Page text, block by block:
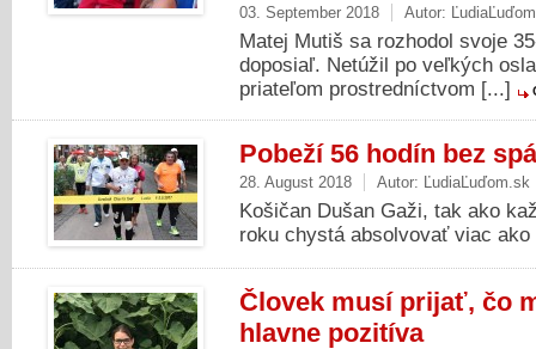
03. September 2018 Autor:
Matej Mutiš sa rozhodol svoje
doposiaľ. Netúžil po veľkých
priateľom prostredníctvom [...]
Pobeží 56 hodín bez
28. August 2018 Autor: ĽudiaĽuďom.sk
Košičan Dušan Gaži, tak ako
roku chystá absolvovať viac
Človek musí prijať, čo
hlavne pozitíva